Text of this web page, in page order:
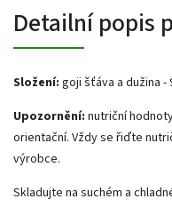
Detailní popis
Složení: goji šťáva a dužina
Upozornění: nutriční
orientační. Vždy se řiďte
výrobce.
Skladujte na suchém a